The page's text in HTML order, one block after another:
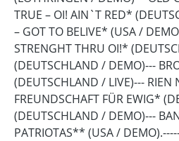
TRUE – OI! AIN`T RED*
– GOT TO BELIVE* (USA /
STRENGHT THRU OI!*
(DEUTSCHLAND / DEMO)---
(DEUTSCHLAND / LIVE)---
FREUNDSCHAFT FÜR EWIG*
(DEUTSCHLAND / DEMO)---
PATRIOTAS** (USA /